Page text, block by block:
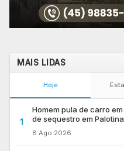
MAIS LIDAS
Hoje
1
Homem pula de carro
de sequestro em Palotina
8 Ago 2026